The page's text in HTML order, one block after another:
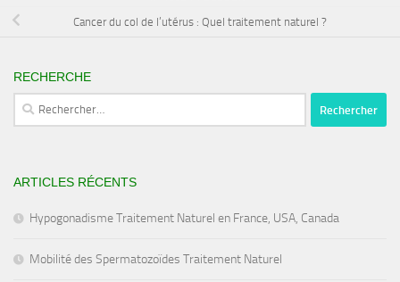
Cancer du col de l’utérus : Quel traitement naturel ?
RECHERCHE
Rechercher :
ARTICLES RÉCENTS
Hypogonadisme Traitement Naturel en France, USA, Canada
Mobilité des Spermatozoïdes Traitement Naturel